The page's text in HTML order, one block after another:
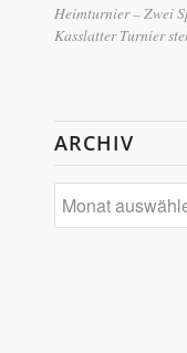
Heimturnier – Zwei
Kasslatter Turnier
ARCHIV